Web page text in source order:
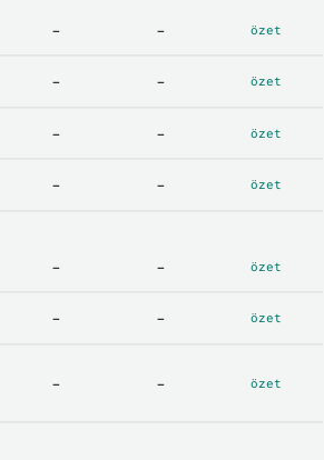
- - özet
- - özet
- - özet
- - özet
- - özet
- - özet
- - özet